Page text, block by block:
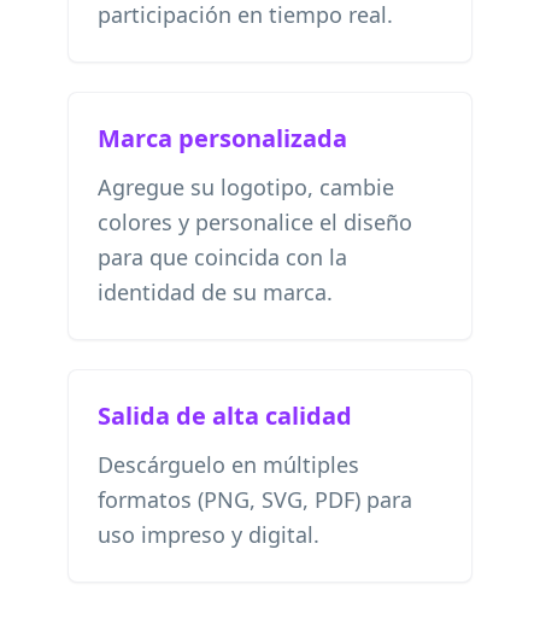
participación en tiempo real.
Marca personalizada
Agregue su logotipo, cambie
colores y personalice el diseño
para que coincida con la
identidad de su marca.
Salida de alta calidad
Descárguelo en múltiples
formatos (PNG, SVG, PDF) para
uso impreso y digital.